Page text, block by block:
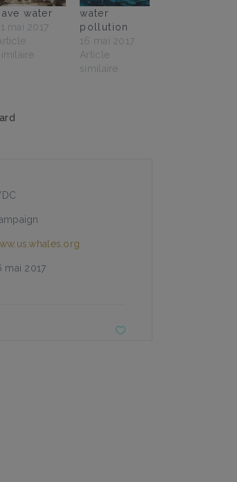
water
mai 2017
water
pollution
16 mai 2017
Article
similaire
mai 2017